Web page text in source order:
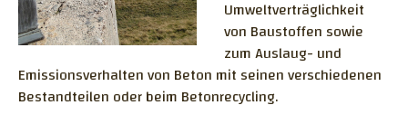
Mikroskopische Untersuchungen
Forschung und Entwicklung
Chloridgehalt im Beton
Frost- und Frost-Tausalz-Widerstand
Zerströrungsfreie Prüfmethoden
Spannstähle - Vorspannung
Trink- und Abwasseranlagen
Diverse Fragestellungen
Umweltverträglichkeit
von Baustoffen sowie
zum Auslaug- und
Emissionsverhalten von Beton mit seinen verschiedenen
Bestandteilen oder beim Betonrecycling.